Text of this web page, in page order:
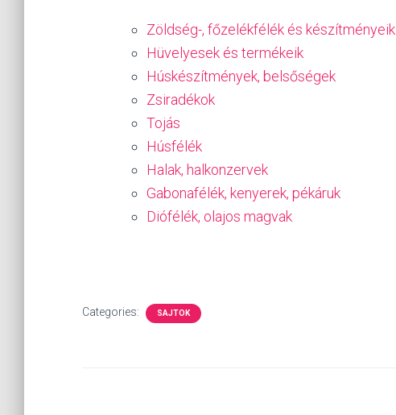
Zöldség-, főzelékfélék és készítményeik
Hüvelyesek és termékeik
Húskészítmények, belsőségek
Zsiradékok
Tojás
Húsfélék
Halak, halkonzervek
Gabonafélék, kenyerek, pékáruk
Diófélék, olajos magvak
Categories: SAJTOK